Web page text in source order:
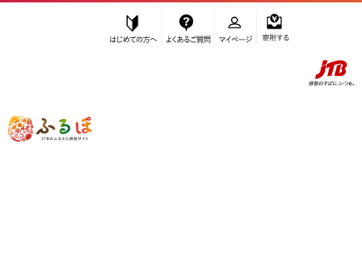
ふるぽ JTBのふるさと納税サイト